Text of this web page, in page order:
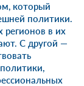
который
политики.
регионов в их
С другой —